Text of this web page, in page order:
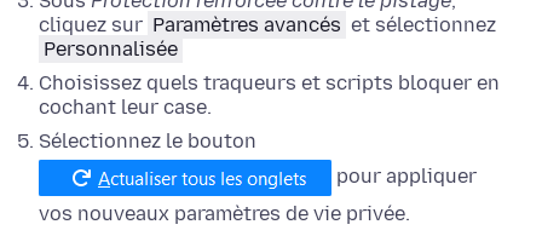
cliquez sur Paramètres avancés et sélectionnez
Personnalisée
Choisissez quels traqueurs et scripts bloquer en
cochant leur case.
Sélectionnez le bouton
pour appliquer
vos nouveaux paramètres de vie privée.